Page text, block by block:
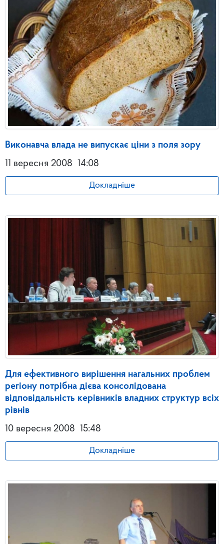
Виконавча влада не випускає ціни з поля зору
11 вересня 2008
14:08
Докладніше
Для ефективного вирішення нагальних проблем
регіону потрібна дієва консолідована
відповідальність керівників владних структур всіх
рівнів
10 вересня 2008 15:48
Докладніше